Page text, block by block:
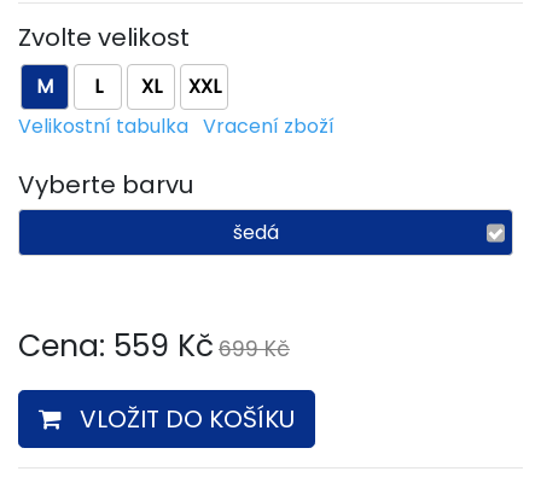
Zvolte velikost
M L XL
XXL
Velikostní tabulka Vracení zboží
Vyberte barvu
šedá
Cena: 559 Kč 699 Kč
VLOŽIT DO KOŠÍKU